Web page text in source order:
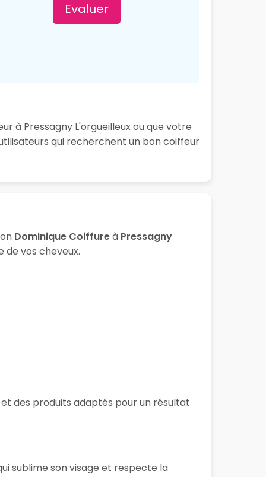
Evaluer
à Pressagny L'orgueilleux ou que votre
qui recherchent un bon coiffeur
Dominique Coiffureà Pressagny
vos cheveux.
des produits adaptés pour un résultat
sublime son visage et respecte la